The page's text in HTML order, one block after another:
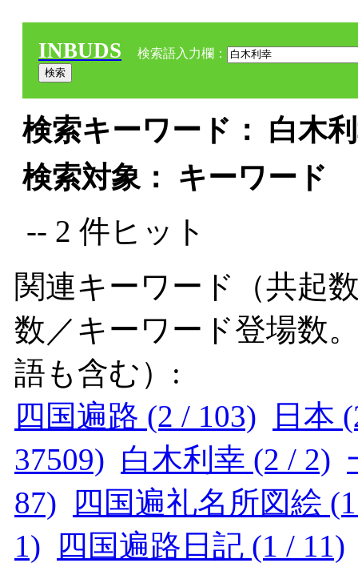
INBUDS 検索語入力欄：
検索キーワード： 白木
検索対象： キーワード
-- 2 件ヒット
関連キーワード（共起
数／キーワード登場数
語も含む）:
四国遍路 (2 / 103)
日本
37509) 白木利幸 (2 / 2)
87)
四国遍礼名所図絵
1)
四国遍路日記 (1 / 11)